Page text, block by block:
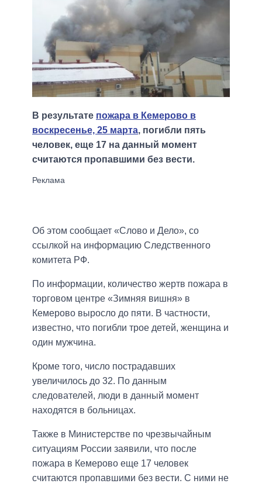
В результате пожара в Кемерово в
воскресенье, 25 марта, погибли пять
человек, еще 17 на данный момент
считаются пропавшими без вести.
Об этом сообщает «Слово и Дело», со
ссылкой на информацию Следственного
комитета РФ.
По информации, количество жертв пожара в
торговом центре «Зимняя вишня» в
Кемерово выросло до пяти. В частности,
известно, что погибли трое детей, женщина и
один мужчина.
Кроме того, число пострадавших
увеличилось до 32. По данным
следователей, люди в данный момент
находятся в больницах.
Также в Министерстве по чрезвычайным
ситуациям России заявили, что после
пожара в Кемерово еще 17 человек
считаются пропавшими без вести. С ними не